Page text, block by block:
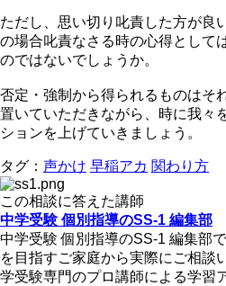
ただし、思い切り叱責した方が良
の場合叱責なさる時の心得として
のではないでしょうか。
否定・強制から得られるものはそ
置いていただきながら、時に我々
ションを上げていきましょう。
タグ： 声かけ 早稲アカ 関わり方
この相談に答えた講師
中学受験 個別指導のSS-1 編集部
中学受験 個別指導のSS-1 編集部
を目指すご家庭から実際にご相談
学受験専門のプロ講師による学習